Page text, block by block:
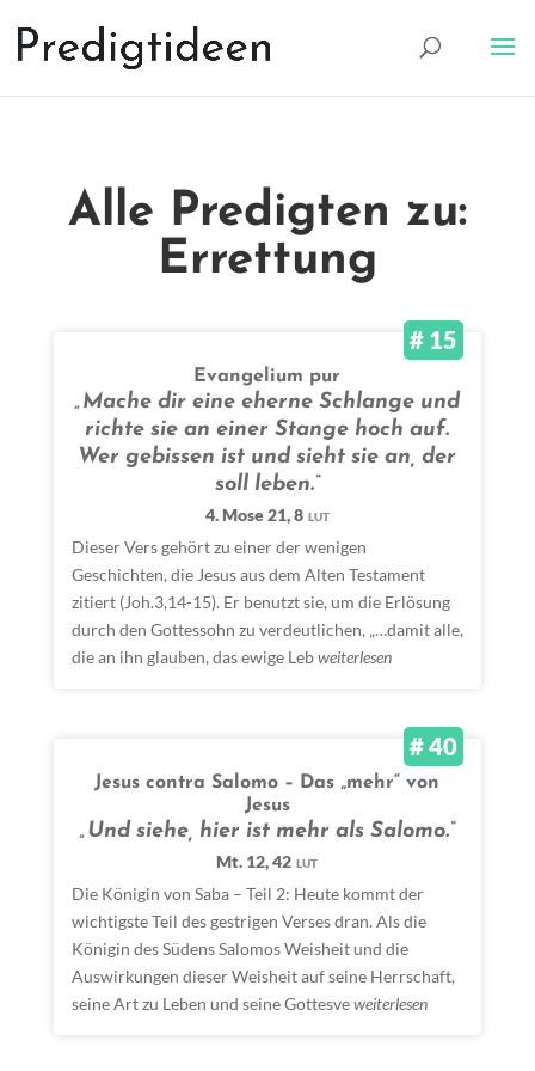
Alle Predigten zu:
Errettung
# 15
Evangelium pur
„Mache dir eine eherne Schlange und
richte sie an einer Stange hoch auf.
Wer gebissen ist und sieht sie an, der
soll leben.“
4. Mose 21, 8 LUT
Dieser Vers gehört zu einer der wenigen
Geschichten, die Jesus aus dem Alten Testament
zitiert (Joh.3,14-15). Er benutzt sie, um die Erlösung
durch den Gottessohn zu verdeutlichen, „…damit alle,
die an ihn glauben, das ewige Lebweiterlesen
# 40
Jesus contra Salomo – Das „mehr“ von
Jesus
„Und siehe, hier ist mehr als Salomo.“
Mt. 12, 42 LUT
Die Königin von Saba – Teil 2: Heute kommt der
wichtigste Teil des gestrigen Verses dran. Als die
Königin des Südens Salomos Weisheit und die
Auswirkungen dieser Weisheit auf seine Herrschaft,
seine Art zu Leben und seine Gottesveweiterlesen